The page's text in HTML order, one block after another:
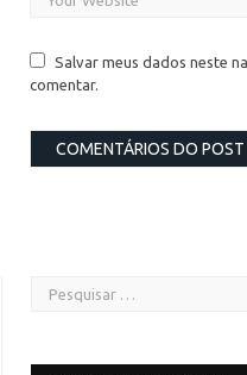
Salvar meus dados neste
comentar.